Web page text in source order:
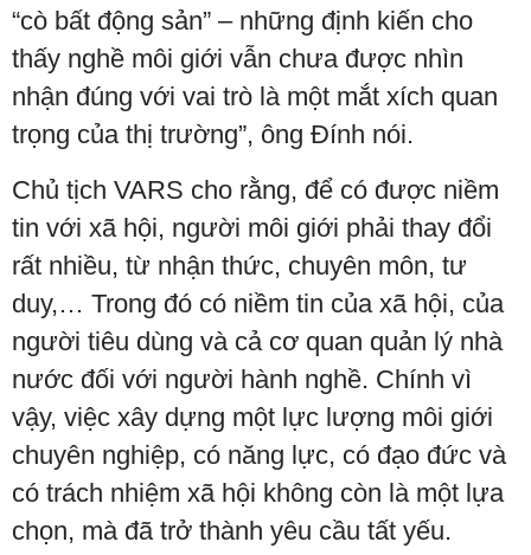
“cò bất động sản” – những định kiến cho
thấy nghề môi giới vẫn chưa được nhìn
nhận đúng với vai trò là một mắt xích quan
trọng của thị trường”, ông Đính nói.
Chủ tịch VARS cho rằng, để có được niềm
tin với xã hội, người môi giới phải thay đổi
rất nhiều, từ nhận thức, chuyên môn, tư
duy,… Trong đó có niềm tin của xã hội, của
người tiêu dùng và cả cơ quan quản lý nhà
nước đối với người hành nghề. Chính vì
vậy, việc xây dựng một lực lượng môi giới
chuyên nghiệp, có năng lực, có đạo đức và
có trách nhiệm xã hội không còn là một lựa
chọn, mà đã trở thành yêu cầu tất yếu.